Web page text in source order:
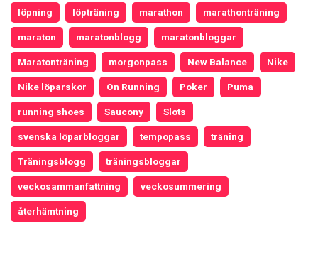
löpning löpträning marathon marathonträning
maraton maratonblogg maratonbloggar
Maratonträning morgonpass New Balance Nike
Nike löparskor On Running Poker Puma
running shoes Saucony Slots
svenska löparbloggar tempopass träning
Träningsblogg träningsbloggar
veckosammanfattning veckosummering
återhämtning